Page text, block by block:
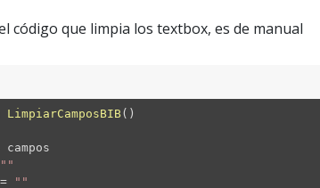
código que limpia los textbox, es de manual
LimpiarCamposBIB( )
""
""